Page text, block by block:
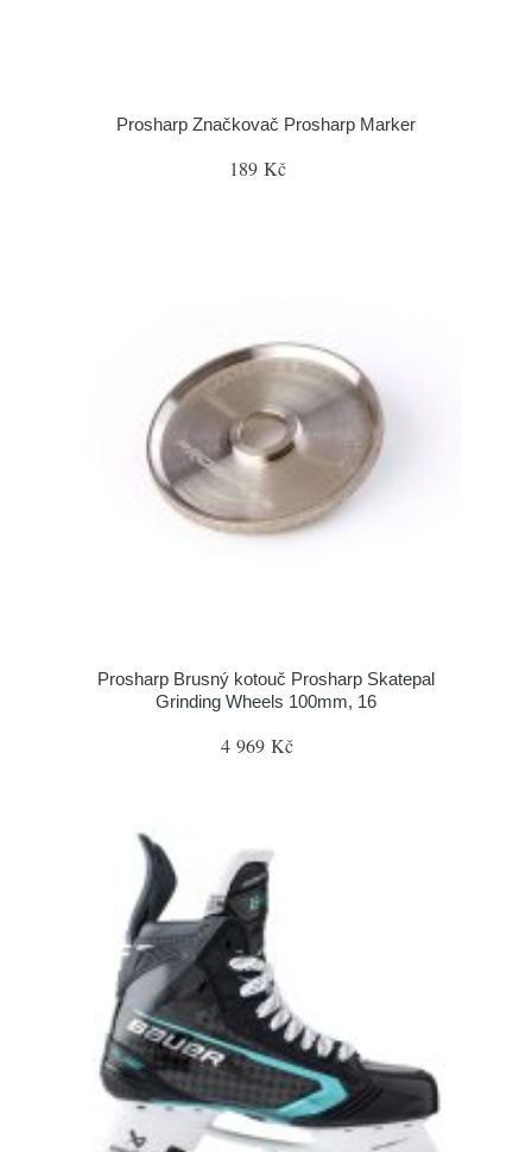
Prosharp Značkovač Prosharp Marker
189 Kč
Prosharp Brusný kotouč Prosharp Skatepal
Grinding Wheels 100mm, 16
4 969 Kč